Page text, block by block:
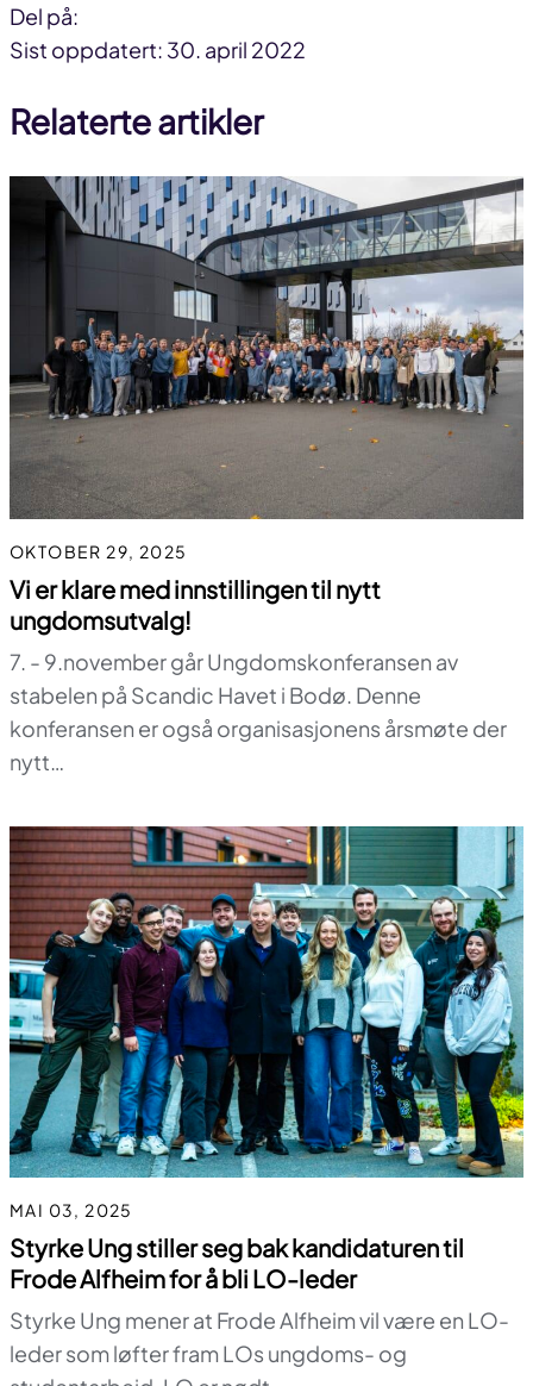
Del på:
Del
facebook
Del
linkedin
Del
Sist oppdatert: 30. april 2022
Relaterte artikler
OKTOBER 29, 2025
Vi er klare med innstillingen til nytt
ungdomsutvalg!
7. - 9.november går Ungdomskonferansen av
stabelen på Scandic Havet i Bodø. Denne
konferansen er også organisasjonens årsmøte der
nytt…
MAI 03, 2025
Styrke Ung stiller seg bak kandidaturen til
Frode Alfheim for å bli LO-leder
Styrke Ung mener at Frode Alfheim vil være en LO-
leder som løfter fram LOs ungdoms- og